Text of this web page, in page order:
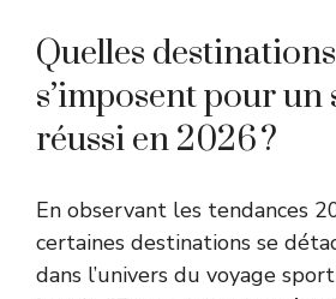
Quelles destinations
s’imposent pour
réussi en 2026 ?
En observant les tendances
certaines destinations se
dans l’univers du voyage